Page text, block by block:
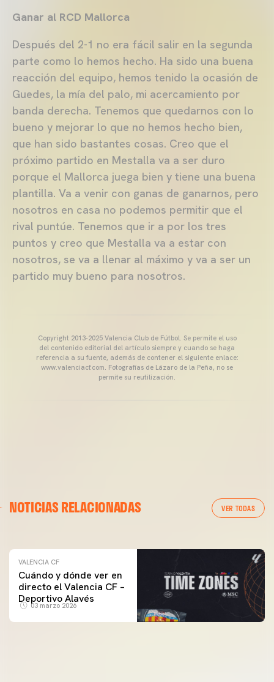
Ganar al RCD Mallorca
Después del 2-1 no era fácil salir en la segunda
parte como lo hemos hecho. Ha sido una buena
reacción del equipo, hemos tenido la ocasión de
Guedes, la mía del palo, mi acercamiento por
banda derecha. Tenemos que quedarnos con lo
bueno y mejorar lo que no hemos hecho bien,
que han sido bastantes cosas. Creo que el
próximo partido en Mestalla va a ser duro
porque el Mallorca juega bien y tiene una buena
plantilla. Va a venir con ganas de ganarnos, pero
nosotros en casa no podemos permitir que el
rival puntúe. Tenemos que ir a por los tres
puntos y creo que Mestalla va a estar con
nosotros, se va a llenar al máximo y va a ser un
partido muy bueno para nosotros.
Copyright 2013-2025 Valencia Club de Fútbol. Se permite el uso
del contenido editorial del artículo siempre y cuando se haga
referencia a su fuente, además de contener el siguiente enlace:
www.valenciacf.com. Fotografías de Lázaro de la Peña, no se
permite su reutilización.
NOTICIAS RELACIONADAS VER TODAS
ENTRENAMIENTO DEL VALENCIA CF 04/03/26
VALENCIA CF
Cuándo y dónde ver en
directo el Valencia CF –
Deportivo Alavés
03 marzo 2026